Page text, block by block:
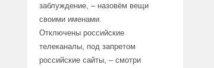
заблуждение, – назовём вещи
своими именами.
Отключены российские
телеканалы, под запретом
российские сайты, – смотри